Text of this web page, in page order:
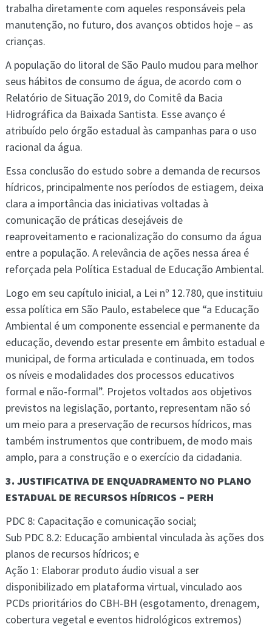
trabalha diretamente com aqueles responsáveis pela
manutenção, no futuro, dos avanços obtidos hoje – as
crianças.
A população do litoral de São Paulo mudou para melhor
seus hábitos de consumo de água, de acordo com o
Relatório de Situação 2019, do Comitê da Bacia
Hidrográfica da Baixada Santista. Esse avanço é
atribuído pelo órgão estadual às campanhas para o uso
racional da água.
Essa conclusão do estudo sobre a demanda de recursos
hídricos, principalmente nos períodos de estiagem, deixa
clara a importância das iniciativas voltadas à
comunicação de práticas desejáveis de
reaproveitamento e racionalização do consumo da água
entre a população. A relevância de ações nessa área é
reforçada pela Política Estadual de Educação Ambiental.
Logo em seu capítulo inicial, a Lei nº 12.780, que instituiu
essa política em São Paulo, estabelece que “a Educação
Ambiental é um componente essencial e permanente da
educação, devendo estar presente em âmbito estadual e
municipal, de forma articulada e continuada, em todos
os níveis e modalidades dos processos educativos
formal e não-formal”. Projetos voltados aos objetivos
previstos na legislação, portanto, representam não só
um meio para a preservação de recursos hídricos, mas
também instrumentos que contribuem, de modo mais
amplo, para a construção e o exercício da cidadania.
3. JUSTIFICATIVA DE ENQUADRAMENTO NO PLANO
ESTADUAL DE RECURSOS HÍDRICOS – PERH
PDC 8: Capacitação e comunicação social;
Sub PDC 8.2: Educação ambiental vinculada às ações dos
planos de recursos hídricos; e
Ação 1: Elaborar produto áudio visual a ser
disponibilizado em plataforma virtual, vinculado aos
PCDs prioritários do CBH-BH (esgotamento, drenagem,
cobertura vegetal e eventos hidrológicos extremos)